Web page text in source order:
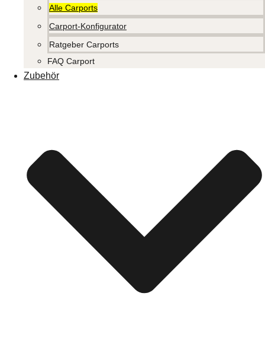
Alle Carports
Carport-Konfigurator
Ratgeber Carports
FAQ Carport
Zubehör